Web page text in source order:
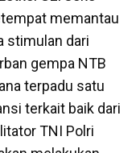
memantau
stimulan dari
gempa NTB
terpadu satu
terkait baik dari
TNI Polri